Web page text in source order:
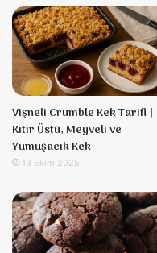
Vişneli Crumble Kek Tarifi |
Kıtır Üstü, Meyveli ve
Yumuşacık Kek
13 Ekim 2025